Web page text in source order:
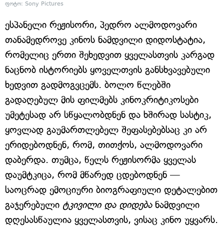
ფოტო: Sony Pictures
ესპანელი რეჟისორი, პედრო ალმოდოვარი
თანამედროვე კინოს ნამდვილი დიდოსტატია,
რომელიც ერთი შეხედვით ყველასთვის კარგად
ნაცნობ ისტორიებს ყოველთვის განსხვავებული
ხედვით გადმოგვცემს. ბოლო წლებში
გადაღებულ მის ფილმებს კინოკრიტიკოსები
უმეტესად არ სწყალობდნენ და ხშირად სასტიკ,
ყოვლად გაუმართლებელ შეფასებებსაც კი არ
ერიდებოდნენ, რომ, თითქოს, ალმოდოვარი
დაბერდა. თუმცა, წელს რეჟისორმა ყველას
დაუმტკიცა, რომ მწარედ ცდებოდნენ —
საოცრად ემოციური ბიოგრაფიული დეტალებით
გაჯერებული ტკივილი და დიდება ნამდვილი
დღესასწაულია ყველასთვის, ვისაც კინო უყვარს.